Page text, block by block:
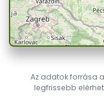
Az adatok forrása
legfrissebb